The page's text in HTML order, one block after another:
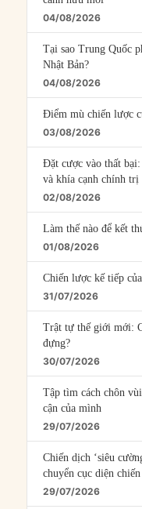
04/08/2026
Tại sao Trung Quốc
Nhật Bản?
04/08/2026
Điểm mù chiến lược
03/08/2026
Đặt cược vào thất
và khía cạnh chính
02/08/2026
Làm thế nào để kết
01/08/2026
Chiến lược kế tiếp
31/07/2026
Trật tự thế giới mới:
đựng?
30/07/2026
Tập tìm cách chôn
cận của mình
29/07/2026
Chiến dịch ‘siêu
chuyển cục diện
29/07/2026